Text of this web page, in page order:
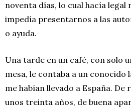
noventa días, lo cual hacía legal
impedía presentarnos a las
o ayuda.
Una tarde en un café, con solo
mesa, le contaba a un conocido
me habían llevado a España.
unos treinta años, de buena